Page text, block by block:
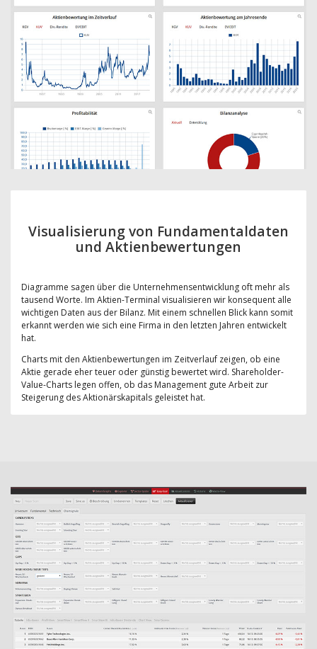
Visualisierung von Fundamentaldaten
und Aktienbewertungen
Diagramme sagen über die Unternehmensentwicklung oft mehr als
tausend Worte. Im Aktien-Terminal visualisieren wir konsequent alle
wichtigen Daten aus der Bilanz. Mit einem schnellen Blick kann somit
erkannt werden wie sich eine Firma in den letzten Jahren entwickelt
hat.
Charts mit den Aktienbewertungen im Zeitverlauf zeigen, ob eine
Aktie gerade eher teuer oder günstig bewertet wird. Shareholder-
Value-Charts legen offen, ob das Management gute Arbeit zur
Steigerung des Aktionärskapitals geleistet hat.